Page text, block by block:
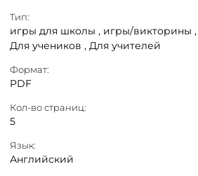
Тип:
игры для школы , игры/викторины ,
Для учеников , Для учителей
Формат:
PDF
Кол-во страниц:
5
Язык:
Английский